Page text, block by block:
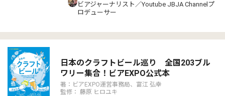
ビアジャーナリスト／Youtube JBJA Channelプ
ロデューサー
日本のクラフトビール巡り 全国203ブル
ワリー集合！ビアEXPO公式本
著：ビアEXPO運営事務局、富江 弘幸
監修： 藤原 ヒロユキ